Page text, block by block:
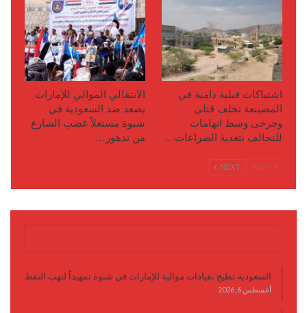
اشتباكات قبلية دامية في
المصينعة تخلف قتلى
وجرحى وسط اتهامات
للتحالف بتغذية الصراعات…
الانتقالي الموالي للإمارات
يصعد ضد السعودية في
شبوة مستغلاً غضب الشارع
من تدهور…
NEXT
السعودية تطيح بقيادات موالية للإمارات في شبوة تمهيداً لنهب النفط
أغسطس 6, 2026